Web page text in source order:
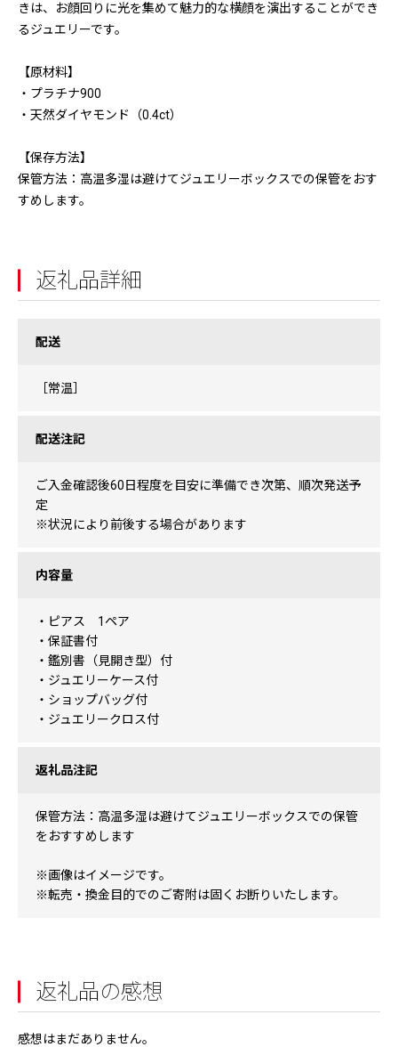
きは、お顔回りに光を集めて魅力的な横顔を演出することができ
るジュエリーです。
【原材料】
・プラチナ900
・天然ダイヤモンド（0.4ct）
【保存方法】
保管方法：高温多湿は避けてジュエリーボックスでの保管をおす
すめします。
返礼品詳細
配送
［常温］
配送注記
ご入金確認後60日程度を目安に準備でき次第、順次発送予
定
※状況により前後する場合があります
内容量
・ピアス 1ペア
・保証書付
・鑑別書（見開き型）付
・ジュエリーケース付
・ショップバッグ付
・ジュエリークロス付
返礼品注記
保管方法：高温多湿は避けてジュエリーボックスでの保管
をおすすめします
※画像はイメージです。
※転売・換金目的でのご寄附は固くお断りいたします。
返礼品の感想
感想はまだありません。